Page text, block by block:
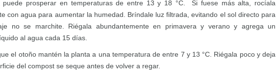
puede prosperar en temperaturas de entre 13 y 18 °C. Si fuese más alta, rocíala
con agua para aumentar la humedad. Bríndale luz filtrada, evitando el sol directo para
no se marchite. Riégala abundantemente en primavera y verano y agrega un
al agua cada 15 días.
el otoño mantén la planta a una temperatura de entre 7 y 13 °C. Riégala poco y deja
del compost se seque antes de volver a regar.